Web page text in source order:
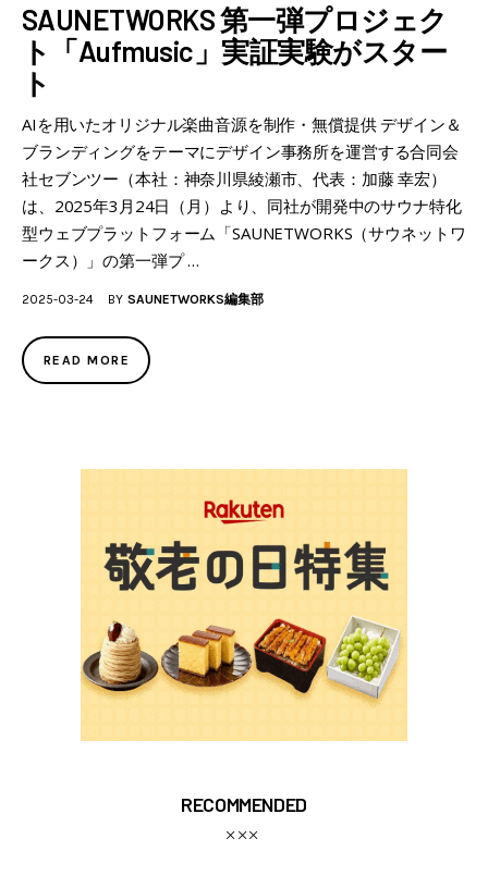
SAUNETWORKS 第一弾プロジェク
ト「Aufmusic」実証実験がスター
ト
AIを用いたオリジナル楽曲音源を制作・無償提供 デザイン＆
ブランディングをテーマにデザイン事務所を運営する合同会
社セブンツー（本社：神奈川県綾瀬市、代表：加藤 幸宏）
は、2025年3月24日（月）より、同社が開発中のサウナ特化
型ウェブプラットフォーム「SAUNETWORKS（サウネットワ
ークス）」の第一弾プ …
2025-03-24 BY SAUNETWORKS編集部
READ MORE
RECOMMENDED